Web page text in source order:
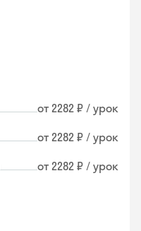
от 2282 ₽ / урок
от 2282 ₽ / урок
от 2282 ₽ / урок